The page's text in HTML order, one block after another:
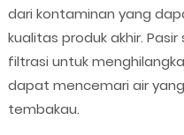
dari kontaminan yang
kualitas produk akhir.
filtrasi untuk
dapat mencemari air
tembakau.